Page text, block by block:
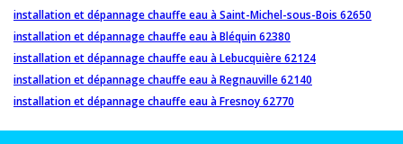
installation et dépannage chauffe eau à Saint-Michel-sous-Bois 62650
installation et dépannage chauffe eau à Bléquin 62380
installation et dépannage chauffe eau à Lebucquière 62124
installation et dépannage chauffe eau à Regnauville 62140
installation et dépannage chauffe eau à Fresnoy 62770